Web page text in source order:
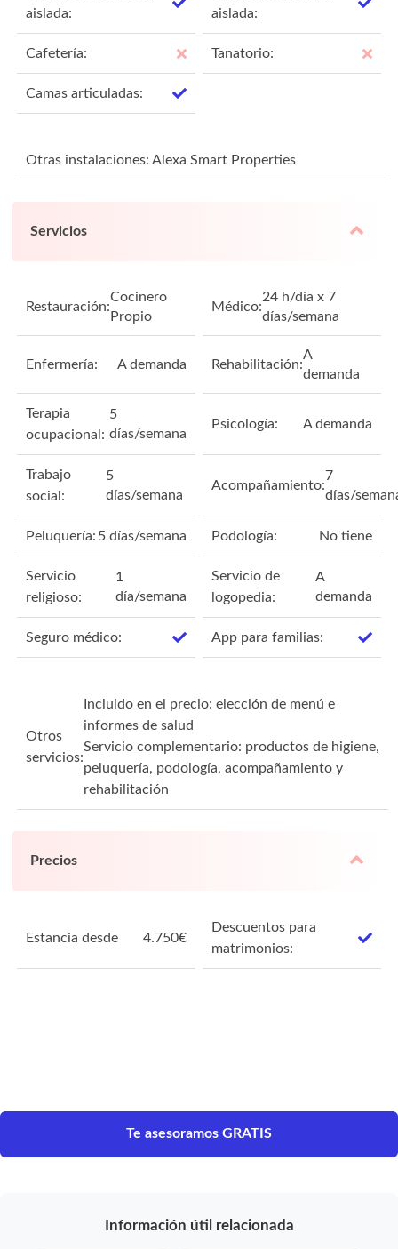
aislada:
aislada:
Cafetería: Tanatorio:
Camas articuladas:
Otras instalaciones: Alexa Smart Properties
Servicios
Restauración:
Cocinero
Propio
Médico:
24 h/día x 7
días/semana
Enfermería: A demanda Rehabilitación:
A
demanda
Terapia
ocupacional:
5
días/semana
Psicología: A demanda
Trabajo
social:
5
días/semana
Acompañamiento:
7
días/
Peluquería: 5 días/semana Podología: No tiene
Servicio
religioso:
1
día/semana
Servicio de
logopedia:
A
demanda
Seguro médico: App para familias:
Otros
servicios:
Incluido en el precio: elección de menú e
informes de salud
Servicio complementario: productos de higiene,
peluquería, podología, acompañamiento y
rehabilitación
Precios
Estancia desde 4.750€
Descuentos para
matrimonios:
Te asesoramos GRATIS
Información útil relacionada